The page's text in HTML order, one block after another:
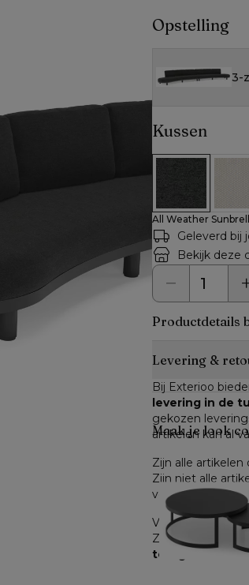
Opstelling
3-
Kussen
All Weather
All
All Weather
Geleverd bij
Bekijk deze
Productdetails
Levering &
Bij Exterioo
levering in de
gekozen
artikelen kan al
Zijn alle artikelen
Zijn niet alle
verwachte
Voor producten
Zodra je dit hebt
terug te sturen.
Maak je look